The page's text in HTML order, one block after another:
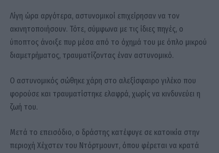
Λίγη ώρα αργότερα, αστυνομικοί επιχείρησαν να τον
ακινητοποιήσουν. Τότε, σύμφωνα με τις ίδιες πηγές, ο
ύποπτος άνοιξε πυρ μέσα από το όχημά του με όπλο μικρού
διαμετρήματος, τραυματίζοντας έναν αστυνομικό.
Ο αστυνομικός σώθηκε χάρη στο αλεξίσφαιρο γιλέκο που
φορούσε και τραυματίστηκε ελαφρά, χωρίς να κινδυνεύει η
ζωή του.
Μετά το επεισόδιο, ο δράστης κατέφυγε σε κατοικία στην
περιοχή Χέχστεν του Ντόρτμουντ, όπου φέρεται να κρατά